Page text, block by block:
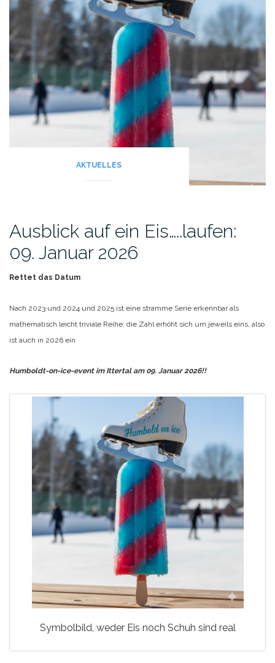
AKTUELLES
Ausblick auf ein Eis…..laufen:
09. Januar 2026
Rettet das Datum
Nach 2023 und 2024 und 2025 ist eine stramme Serie erkennbar als
mathematisch leicht triviale Reihe: die Zahl erhöht sich um jeweils eins, also
ist auch in 2026 ein
Humboldt-on-ice-event im Ittertal am 09. Januar 2026!!
Symbolbild, weder Eis noch Schuh sind real